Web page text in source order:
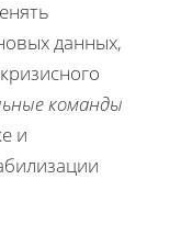
данных,
команды
и